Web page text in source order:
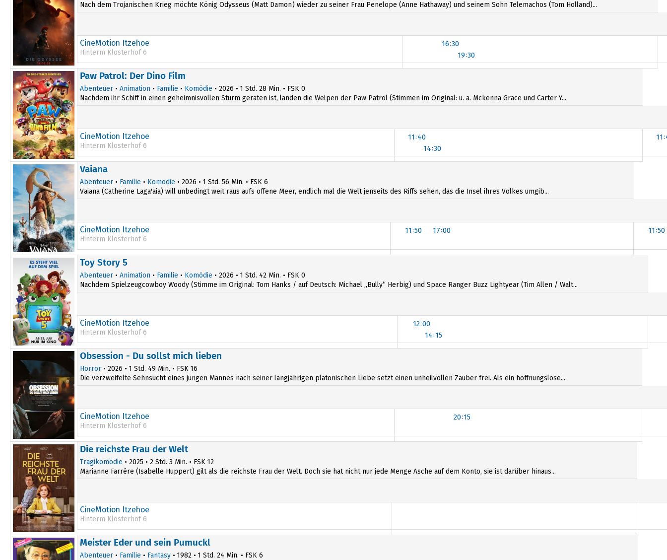
Nach dem Trojanischen Krieg möchte König Odysseus (Matt Damon) wieder zu seiner Frau Penelope (Anne Hathaway) und seinem Sohn Telemachos (Tom Holland)...
CineMotion Itzehoe
Hinterm Klosterhof 6
16:30
19:30
16:30
16:40
Paw Patrol: Der Dino Film
Abenteuer • Animation • Familie • Komödie • 2026 • 1 Std. 28 Min. • FSK 0
Nachdem ihr Schiff in einen geheimnisvollen Sturm geraten ist, landen die Welpen der Paw Patrol (Stimmen im Original: u. a. Mckenna Grace und Carter Y...
CineMotion Itzehoe
Hinterm Klosterhof 6
11:40
14:30
14:30 14:45
Vaiana
Abenteuer • Familie • Komödie • 2026 • 1 Std. 56 Min. • FSK 6
Vaiana (Catherine Laga'aia) will unbedingt weit raus aufs offene Meer, endlich mal die Welt jenseits des Riffs sehen, das die Insel ihres Volkes umgib...
CineMotion Itzehoe
Hinterm Klosterhof 6
11:50 17:00 11:50
17:00 17:00
Toy Story 5
Abenteuer • Animation • Familie • Komödie • 2026 • 1 Std. 42 Min. • FSK 0
Nachdem Spielzeugcowboy Woody (Stimme im Original: Tom Hanks / auf Deutsch: Michael „Bully“ Herbig) und Space Ranger Buzz Lightyear (Tim Allen / Walt...
CineMotion Itzehoe
Hinterm Klosterhof 6
12:00
14:15
14:15
14:30
Obsession - Du sollst mich lieben
Horror • 2026 • 1 Std. 49 Min. • FSK 16
Die verzweifelte Sehnsucht eines jungen Mannes nach seiner langjährigen platonischen Liebe setzt einen unheilvollen Zauber frei. Als ein hoffnungslose...
CineMotion Itzehoe
Hinterm Klosterhof 6
20:15
20:15 20:15
Die reichste Frau der Welt
Tragikomödie • 2025 • 2 Std. 3 Min. • FSK 12
Marianne Farrère (Isabelle Huppert) gilt als die reichste Frau der Welt. Doch sie hat nicht nur jede Menge Asche auf dem Konto, sie ist darüber hinaus...
CineMotion Itzehoe
Hinterm Klosterhof 6
Meister Eder und sein Pumuckl
Abenteuer • Familie • Fantasy • 1982 • 1 Std. 24 Min. • FSK 6